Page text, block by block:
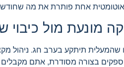
אחת פותרת את מה
מונעת מול כיבוי
שהמעלית תיתקע בערב חג. ניהול
בצורה מסודרת, אתם מקבלים